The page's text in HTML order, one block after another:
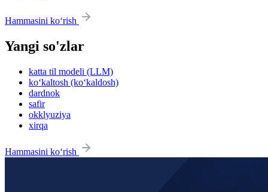
Hammasini ko‘rish
Yangi so'zlar
katta til modeli (LLM)
ko‘kaltosh (ko‘kaldosh)
dardnok
safir
okklyuziya
xirqa
Hammasini ko‘rish